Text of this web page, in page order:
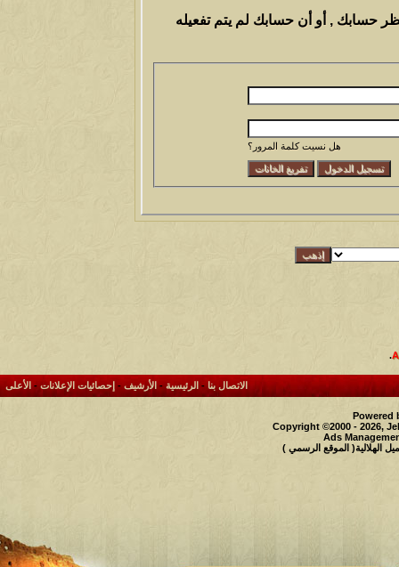
حسابك , أو أن حسابك لم يتم تفعيله
هل نسيت كلمة المرور؟
.
الاتصال بنا- الرئيسية-الأرشيف- إحصائيات الإعلانات- الأعلى
Powered
Copyright ©2000 - 2026,
Ads
الهلالية( الموقع الرسمي )